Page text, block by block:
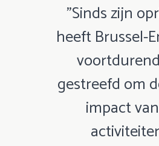
​​​​​​​"Sinds zijn
heeft Brussel-
gestreefd om
impact